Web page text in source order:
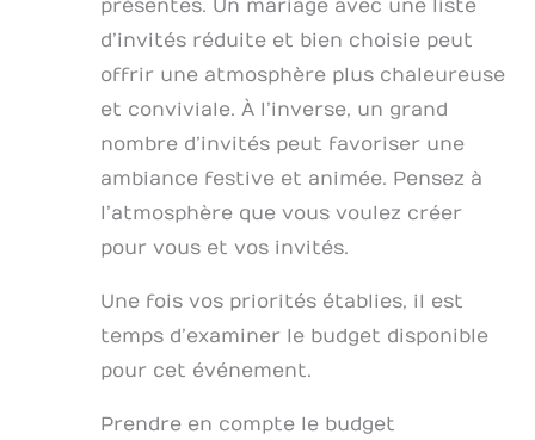
présentes. Un mariage avec une liste
d’invités réduite et bien choisie peut
offrir une atmosphère plus chaleureuse
et conviviale. À l’inverse, un grand
nombre d’invités peut favoriser une
ambiance festive et animée. Pensez à
l’atmosphère que vous voulez créer
pour vous et vos invités.
Une fois vos priorités établies, il est
temps d’examiner le budget disponible
pour cet événement.
Prendre en compte le budget